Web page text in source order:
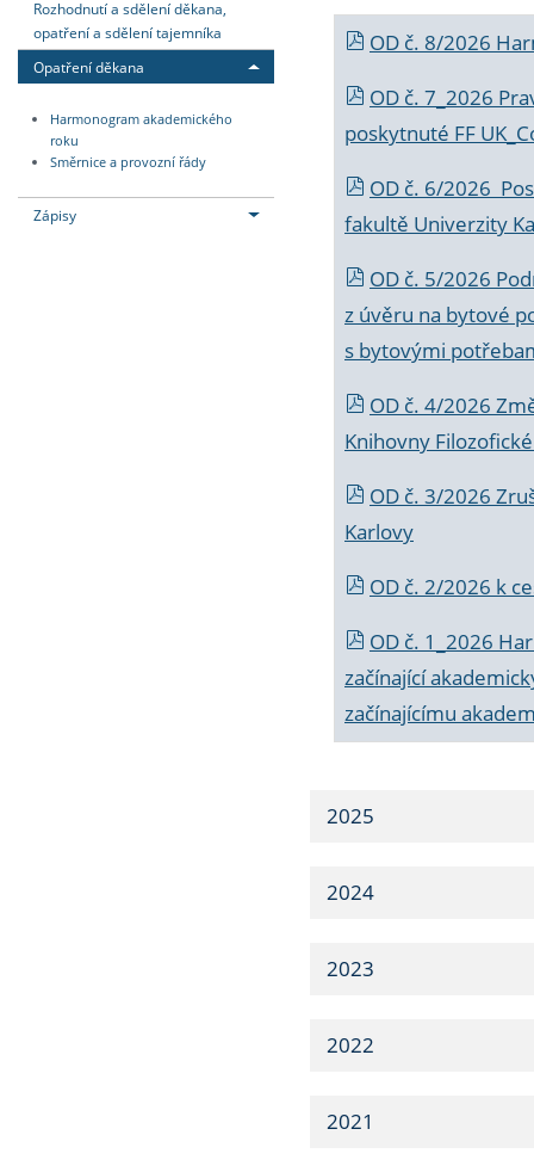
Rozhodnutí a sdělení děkana,
opatření a sdělení tajemníka
Opatření děkana
Harmonogram akademického
roku
Směrnice a provozní řády
Zápisy
OD č. 8/2026
OD č. 7_2026
poskytnuté FF
OD č. 6/2026
fakultě Univerzity
OD č. 5/2026
z úvěru na bytové
s bytovými
OD č. 4/2026
Knihovny
OD č. 3/2026
Karlovy
OD č. 2/2026 k
OD č. 1_2026
začínající
začínajícímu
2025
2024
2023
2022
2021